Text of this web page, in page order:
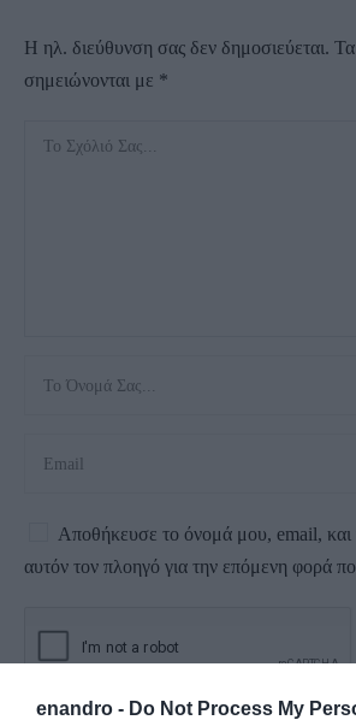
enandro - Do Not Process My
Η ηλ. διεύθυνση σας δεν δημοσιεύεται. Τα
σημειώνονται με *
Αποθήκευσε το όνομά μου, email, και
αυτόν τον πλοηγό για την επόμενη φορά